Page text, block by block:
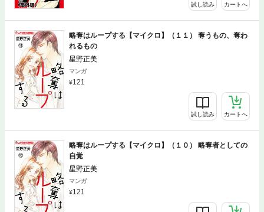
試し読み カートへ
略奪はループする【マイクロ】（１１） 奪うもの、奪わ
れるもの
星野正美
マンガ
121
試し読み カートへ
略奪はループする【マイクロ】（１０） 略奪者としての
自覚
星野正美
マンガ
121